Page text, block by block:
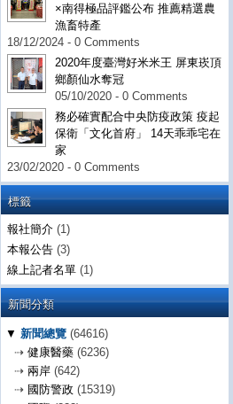
×南得極品評鑑公布 推薦精選農
漁畜特產
18/12/2024 - 0 Comments
2020年度臺灣好米米王 屏東崁頂
鄉顏仙水奪冠
05/10/2020 - 0 Comments
務必確實配合中央防疫政策 疫起
保衛「文化首府」 14天乖乖宅在
家
23/02/2020 - 0 Comments
標籤
報社簡介 (1)
本報公告 (3)
線上記者名單 (1)
新聞分類
▼ 新聞總覽 (64616)
⇢ 健康醫藥 (6236)
⇢ 兩岸 (642)
⇢ 國防警政 (15319)